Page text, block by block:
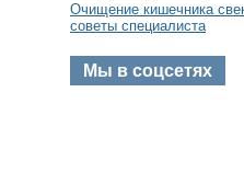
Очищение кишечника
советы специалиста
Мы в соцсетях